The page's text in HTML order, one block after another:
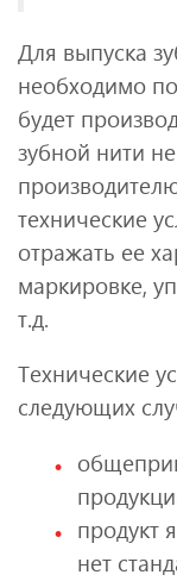
Для выпуска
необходимо
будет
зубной нити
технические
отражать ее
маркировке,
т.д.
Технические
следующих
продукт
нет